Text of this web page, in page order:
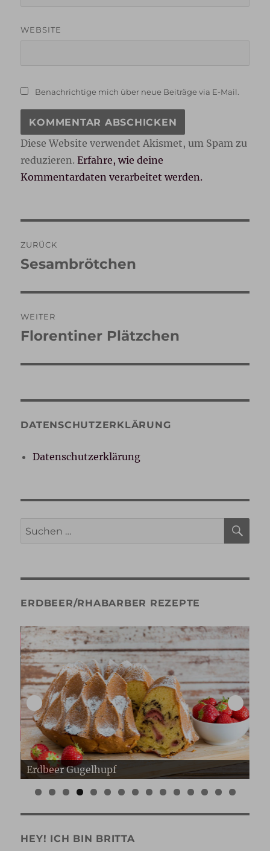
WEBSITE
Benachrichtige mich über neue Beiträge via E-Mail.
Diese Website verwendet Akismet, um Spam zu
reduzieren.Erfahre, wie deine
Kommentardaten verarbeitet werden.
ZURÜCK
Vorheriger
Sesambrötchen
WEITER
Nächster
Florentiner Plätzchen
DATENSCHUTZERKLÄRUNG
Datenschutzerklärung
Suche
ERDBEER/RHABARBER REZEPTE
Erdbeer Gugelhupf
0 1 2 3 4 5
HEY! ICH BIN BRITTA